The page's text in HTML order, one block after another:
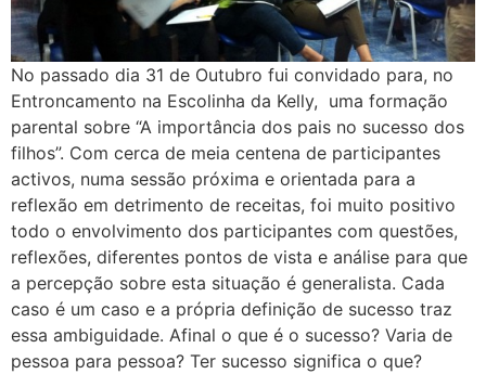
No passado dia 31 de Outubro fui convidado para, no
Entroncamento na Escolinha da Kelly, uma formação
parental sobre “A importância dos pais no sucesso dos
filhos”. Com cerca de meia centena de participantes
activos, numa sessão próxima e orientada para a
reflexão em detrimento de receitas, foi muito positivo
todo o envolvimento dos participantes com questões,
reflexões, diferentes pontos de vista e análise para que
a percepção sobre esta situação é generalista. Cada
caso é um caso e a própria definição de sucesso traz
essa ambiguidade. Afinal o que é o sucesso? Varia de
pessoa para pessoa? Ter sucesso significa o que?